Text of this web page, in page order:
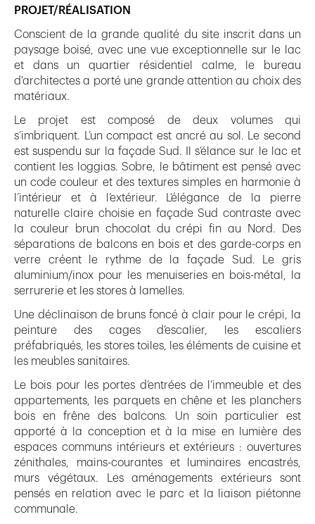
PROJET/RÉALISATION
Conscient de la grande qualité du site inscrit dans un
paysage boisé, avec une vue exceptionnelle sur le lac
et dans un quartier résidentiel calme, le bureau
d'architectes a porté une grande attention au choix des
matériaux.
Le projet est composé de deux volumes qui
s’imbriquent. L’un compact est ancré au sol. Le second
est suspendu sur la façade Sud. Il s’élance sur le lac et
contient les loggias. Sobre, le bâtiment est pensé avec
un code couleur et des textures simples en harmonie à
l’intérieur et à l’extérieur. L’élégance de la pierre
naturelle claire choisie en façade Sud contraste avec
la couleur brun chocolat du crépi fin au Nord. Des
séparations de balcons en bois et des garde-corps en
verre créent le rythme de la façade Sud. Le gris
aluminium/inox pour les menuiseries en bois-métal, la
serrurerie et les stores à lamelles.
Une déclinaison de bruns foncé à clair pour le crépi, la
peinture des cages d’escalier, les escaliers
préfabriqués, les stores toiles, les éléments de cuisine et
les meubles sanitaires.
Le bois pour les portes d’entrées de l’immeuble et des
appartements, les parquets en chêne et les planchers
bois en frêne des balcons. Un soin particulier est
apporté à la conception et à la mise en lumière des
espaces communs intérieurs et extérieurs : ouvertures
zénithales, mains-courantes et luminaires encastrés,
murs végétaux. Les aménagements extérieurs sont
pensés en relation avec le parc et la liaison piétonne
communale.